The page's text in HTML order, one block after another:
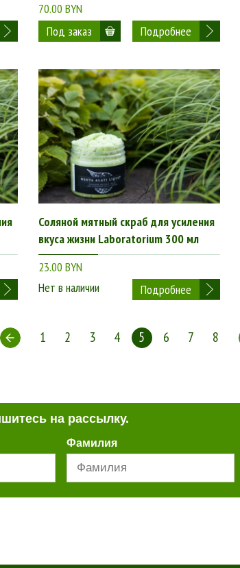
70.00 BYN
Подробнее
Соляной мятный скраб для усиления
вкуса жизни Laboratorium 300 мл
23.00 BYN
Нет в наличии
Подробнее
1 2 3 4 5 6 7 8
на рассылку.
Фамилия